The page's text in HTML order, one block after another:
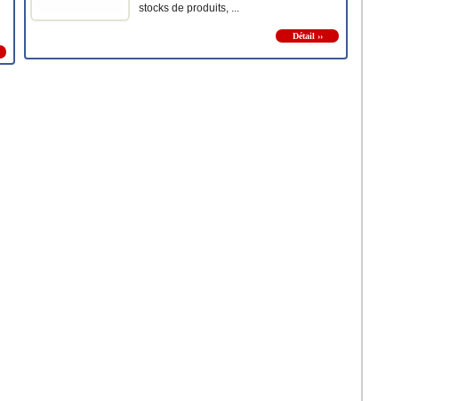
stocks de produits, ...
Détail ››